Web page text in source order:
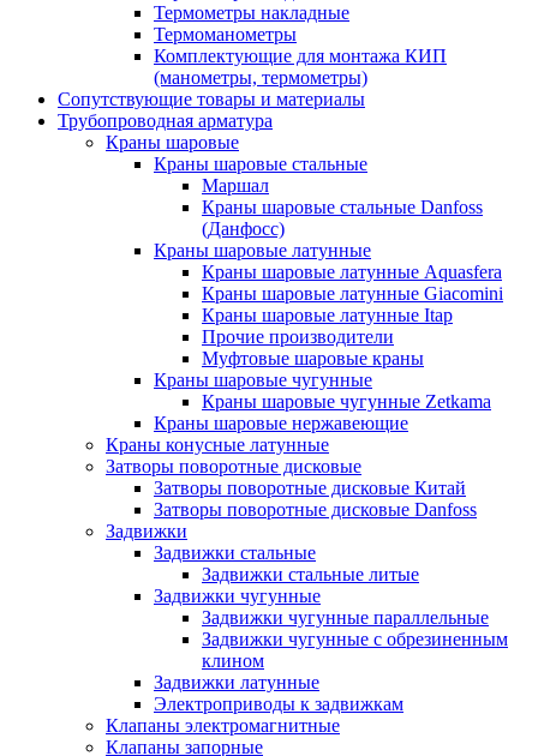
Термометры накладные
Термоманометры
Комплектующие для монтажа КИП
(манометры, термометры)
Сопутствующие товары и материалы
Трубопроводная арматура
Краны шаровые
Краны шаровые стальные
Маршал
Краны шаровые стальные Danfoss
(Данфосс)
Краны шаровые латунные
Краны шаровые латунные Aquasfera
Краны шаровые латунные Giacomini
Краны шаровые латунные Itap
Прочие производители
Муфтовые шаровые краны
Краны шаровые чугунные
Краны шаровые чугунные Zetkama
Краны шаровые нержавеющие
Краны конусные латунные
Затворы поворотные дисковые
Затворы поворотные дисковые Китай
Затворы поворотные дисковые Danfoss
Задвижки
Задвижки стальные
Задвижки стальные литые
Задвижки чугунные
Задвижки чугунные параллельные
Задвижки чугунные с обрезиненным
клином
Задвижки латунные
Электроприводы к задвижкам
Клапаны электромагнитные
Клапаны запорные